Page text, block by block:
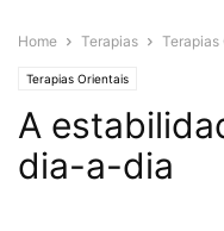
Home Terapias Terapias
Terapias Orientais
A
dia-a-dia